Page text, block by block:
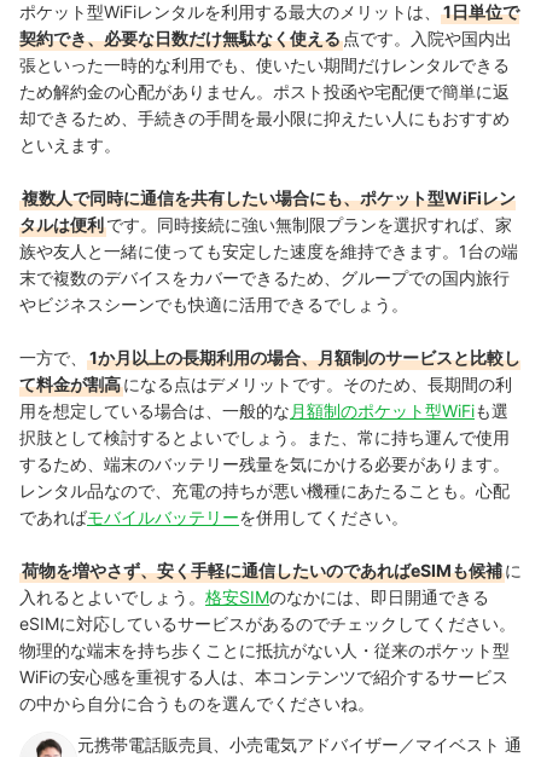
ポケット型WiFiレンタルを利用する最大のメリットは、
1日単位で
契約でき、必要な日数だけ無駄なく使える 点です。入院や国内出
張といった一時的な利用でも、使いたい期間だけレンタルできる
ため解約金の心配がありません。ポスト投函や宅配便で簡単に返
却できるため、手続きの手間を最小限に抑えたい人にもおすすめ
といえます。
複数人で同時に通信を共有したい場合にも、ポケット型WiFiレン
タルは便利です。同時接続に強い無制限プランを選択すれば、家
族や友人と一緒に使っても安定した速度を維持できます。1台の端
末で複数のデバイスをカバーできるため、グループでの国内旅行
やビジネスシーンでも快適に活用できるでしょう。
一方で、
1か月以上の長期利用の場合、月額制のサービスと比較し
て料金が割高になる点はデメリットです。そのため、長期間の利
用を想定している場合は、一般的な 月額制のポケット型WiFiも選
択肢として検討するとよいでしょう。また、常に持ち運んで使用
するため、端末のバッテリー残量を気にかける必要があります。
レンタル品なので、充電の持ちが悪い機種にあたることも。心配
であればモバイルバッテリーを併用してください。
荷物を増やさず、安く手軽に通信したいのであればeSIMも候補に
入れるとよいでしょう。 格安SIMのなかには、即日開通できる
eSIMに対応しているサービスがあるのでチェックしてください。
物理的な端末を持ち歩くことに抵抗がない人・従来のポケット型
WiFiの安心感を重視する人は、本コンテンツで紹介するサービス
の中から自分に合うものを選んでくださいね。
元携帯電話販売員、小売電気アドバイザー／マイベスト 通